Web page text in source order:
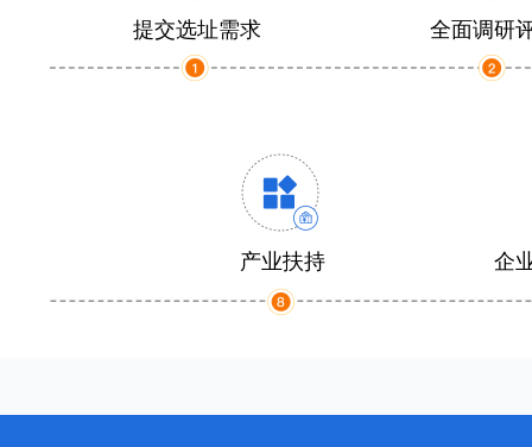
提交选址需求 全面调研
产业扶持 企